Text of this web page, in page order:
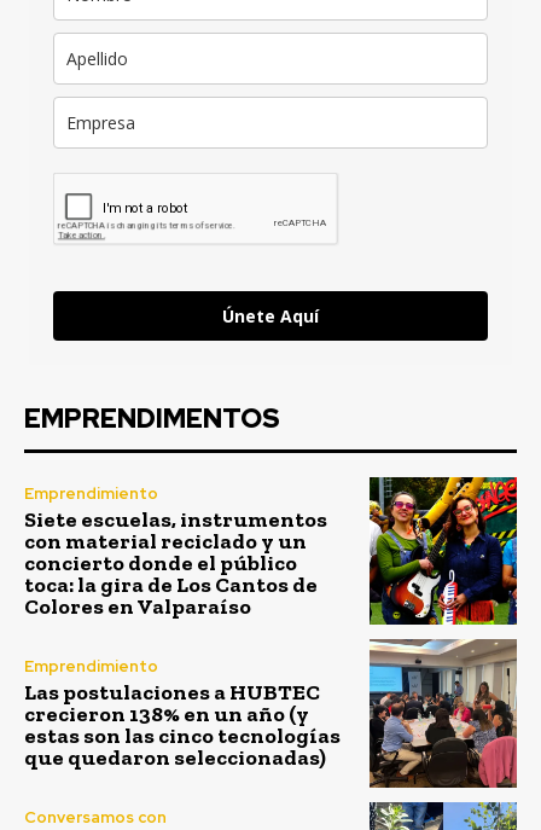
Únete Aquí
EMPRENDIMENTOS
Emprendimiento
Siete escuelas, instrumentos
con material reciclado y un
concierto donde el público
toca: la gira de Los Cantos de
Colores en Valparaíso
Emprendimiento
Las postulaciones a HUBTEC
crecieron 138% en un año (y
estas son las cinco tecnologías
que quedaron seleccionadas)
Conversamos con